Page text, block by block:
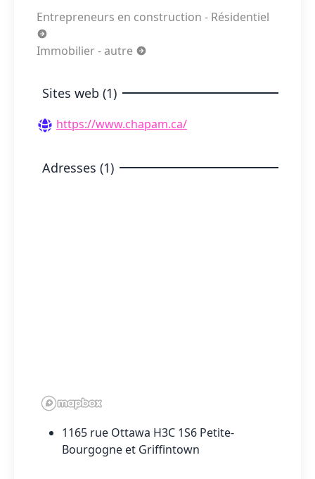
Entrepreneurs en construction - Résidentiel
Immobilier - autre
Sites web (1)
https://www.chapam.ca/
Adresses (1)
1165 rue Ottawa H3C 1S6 Petite-
Bourgogne et Griffintown